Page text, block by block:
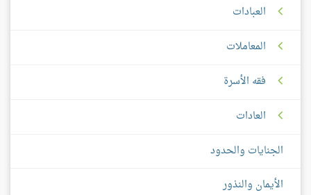
العبادات
المعاملات
فقه الأسرة
العادات
الجنايات والحدود
الأيمان والنذور